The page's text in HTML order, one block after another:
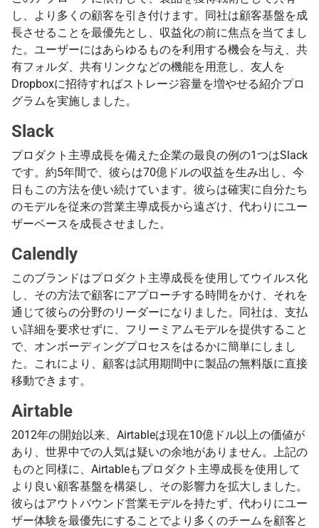
し、より多くの顧客を引き付けます。同社は顧客基盤を成
長させることを最優先とし、収益化の前に焦点を当てまし
た。ユーザーにはあらゆるものを利用する機会を与え、共
有フォルダ、共有リンクなどの機能を用意し、友人を
Dropboxに招待すればストレージ容量を増やせる紹介プロ
グラムを実施しました。
Slack
プロダクト主導成長を備えた企業の最良の例の1つはSlack
です。約5年間で、彼らは70億ドルの収益を生み出し、今
日もこの方法を使い続けています。彼らは確実に自分たち
のモデルを従来の営業主導成長から遠ざけ、代わりにユー
ザーベースを成長させました。
Calendly
このブランドはプロダクト主導成長を使用してウイルス化
し、その方法で顧客にアプローチする時間をかけ、それを
通じて彼らの分野のリーダーになりました。同社は、支払
い詳細を要求せずに、フリーミアムモデルを提供すること
で、オンボーディングプロセスをはるかに簡単にしまし
た。これにより、顧客は試用期間中に製品の無料版に直接
移動できます。
Airtable
2012年の開始以来、Airtableは現在10億ドル以上の価値が
あり、世界中での人気は疑いの余地がありません。上記の
ものと同様に、Airtableもプロダクト主導成長を使用して
より良い顧客基盤を構築し、その影響力を拡大しました。
彼らはアウトバウンド営業モデルを持たず、代わりにユー
ザー体験を最優先にすることでより多くのチームを顧客と